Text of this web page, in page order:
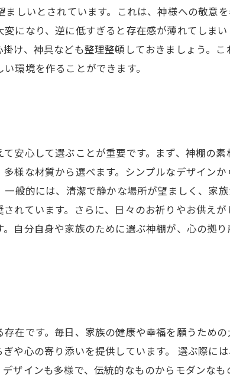
しいとされています。これは、神様への敬意
になり、逆に低すぎると存在感が薄れてしま
け、神具なども整理整頓しておきましょう。
環境を作ることができます。
安心して選ぶことが重要です。まず、神棚の
様な材質から選べます。シンプルなデザイン
般的には、清潔で静かな場所が望ましく、家
れています。さらに、日々のお祈りやお供え
自分自身や家族のために選ぶ神棚が、心の拠
在です。毎日、家族の健康や幸福を願うため
や心の寄り添いを提供しています。 選ぶ際に
ザインも多様で、伝統的なものからモダンな